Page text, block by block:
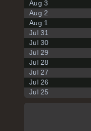
Aug 3
Aug 2
Aug 1
Jul 31
Jul 30
Jul 29
Jul 28
Jul 27
Jul 26
Jul 25